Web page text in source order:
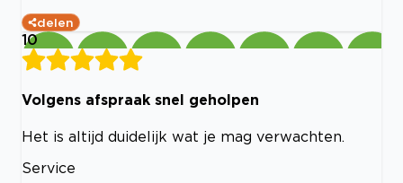
delen
10
Volgens afspraak snel geholpen
Het is altijd duidelijk wat je mag verwachten.
Service